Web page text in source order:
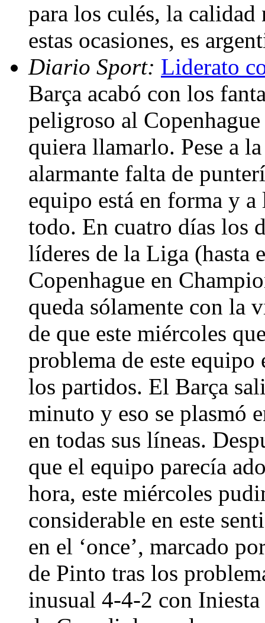
para los culés, la
estas ocasiones, es
Diario Sport: Liderato
Barça acabó con los
peligroso al
quiera llamarlo. Pese a
alarmante falta de
equipo está en forma y
todo. En cuatro días los
líderes de la Liga (hasta
Copenhague en
queda sólamente con la
de que este miércoles
problema de este
los partidos. El Barça
minuto y eso se plasmó
en todas sus líneas.
que el equipo parecía
hora, este miércoles
considerable en este
en el ‘once’, marcado
de Pinto tras los
inusual 4-4-2 con